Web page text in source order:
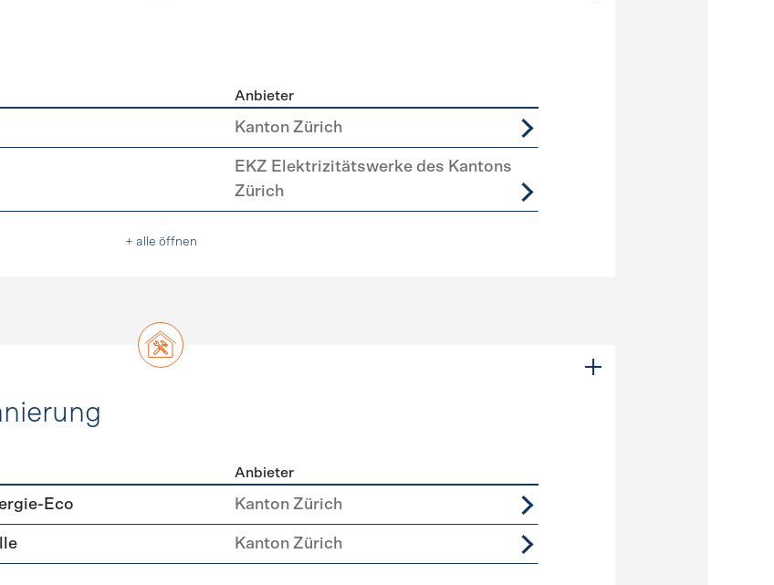
Anbieter
Kanton Zürich
EKZ Elektrizitätswerke des Kantons
Zürich
+ alle öffnen
Anbieter
Eco Kanton Zürich
Kanton Zürich